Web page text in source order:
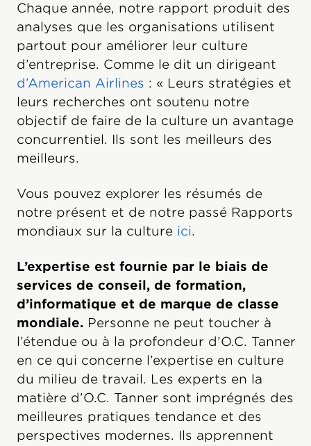
Chaque année, notre rapport produit des
analyses que les organisations utilisent
partout pour améliorer leur culture
d’entreprise. Comme le dit un dirigeant
d’American Airlines : « Leurs stratégies et
leurs recherches ont soutenu notre
objectif de faire de la culture un avantage
concurrentiel. Ils sont les meilleurs des
meilleurs.
Vous pouvez explorer les résumés de
notre présent et de notre passé Rapports
mondiaux sur la culture ici.
L’expertise est fournie par le biais de
services de conseil, de formation,
d’informatique et de marque de classe
mondiale. Personne ne peut toucher à
l’étendue ou à la profondeur d’O.C. Tanner
en ce qui concerne l’expertise en culture
du milieu de travail. Les experts en la
matière d’O.C. Tanner sont imprégnés des
meilleures pratiques tendance et des
perspectives modernes. Ils apprennent